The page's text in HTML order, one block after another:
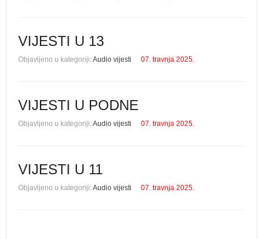
VIJESTI U 13
Objavljeno u kategoriji:Audio vijesti 07. travnja 2025.
VIJESTI U PODNE
Objavljeno u kategoriji:Audio vijesti 07. travnja 2025.
VIJESTI U 11
Objavljeno u kategoriji:Audio vijesti 07. travnja 2025.